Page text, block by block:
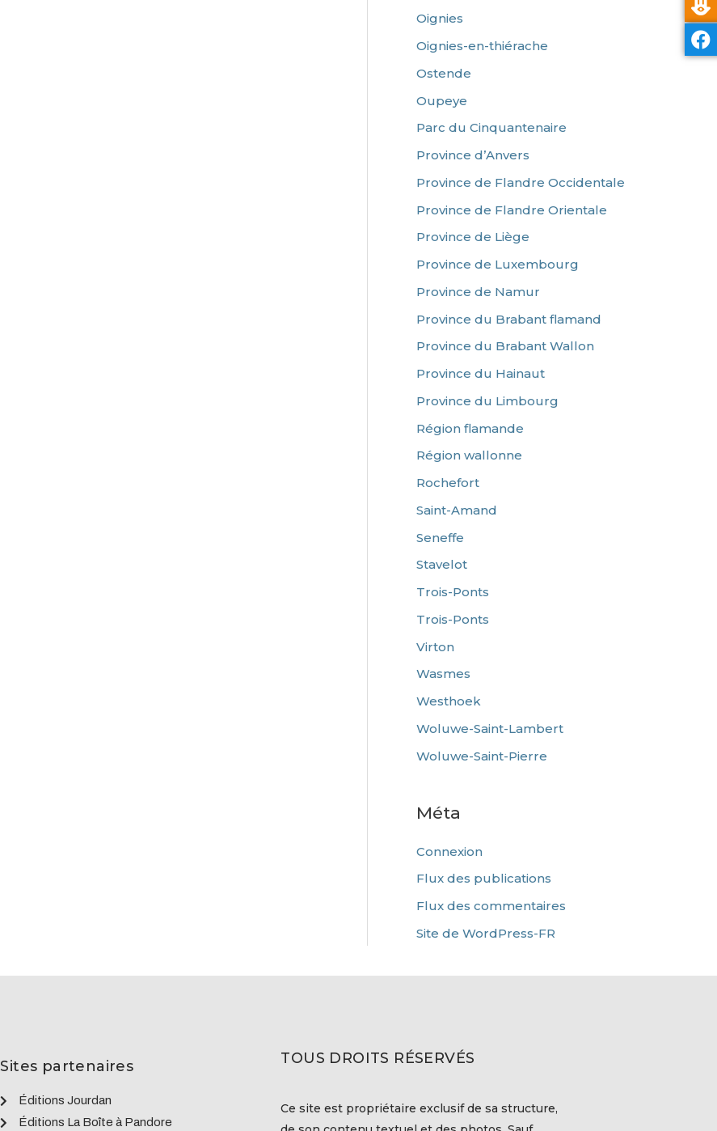
Oignies
Oignies-en-thiérache
Ostende
Oupeye
Parc du Cinquantenaire
Province d’Anvers
Province de Flandre Occidentale
Province de Flandre Orientale
Province de Liège
Province de Luxembourg
Province de Namur
Province du Brabant flamand
Province du Brabant Wallon
Province du Hainaut
Province du Limbourg
Région flamande
Région wallonne
Rochefort
Saint-Amand
Seneffe
Stavelot
Trois-Ponts
Trois-Ponts
Virton
Wasmes
Westhoek
Woluwe-Saint-Lambert
Woluwe-Saint-Pierre
Méta
Connexion
Flux des publications
Flux des commentaires
Site de WordPress-FR
Sites partenaires
Éditions Jourdan
Éditions La Boîte à Pandore
TOUS DROITS RÉSERVÉS
Ce site est propriétaire exclusif de sa structure,